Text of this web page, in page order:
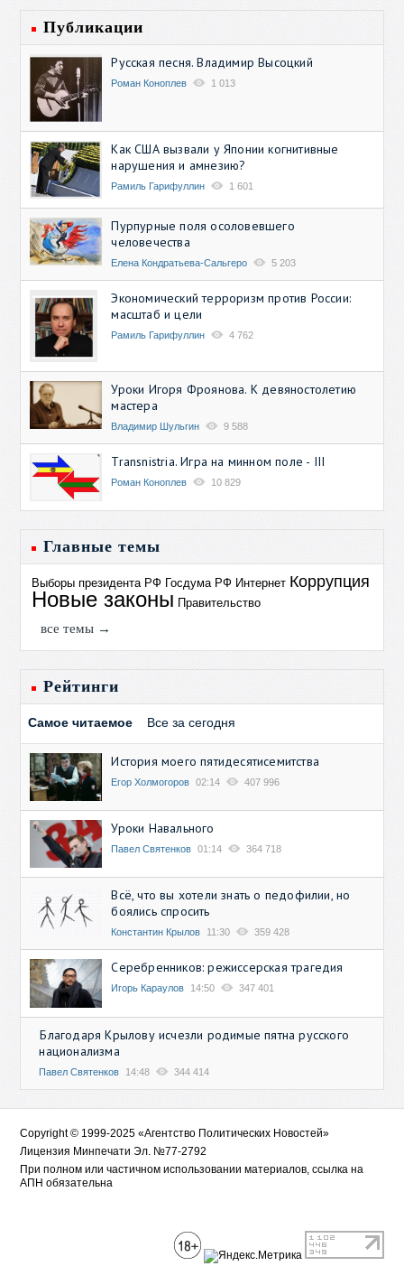
Публикации
Русская песня. Владимир Высоцкий
Роман Коноплев 1 013
Как США вызвали у Японии когнитивные
нарушения и амнезию?
Рамиль Гарифуллин 1 601
Пурпурные поля осоловевшего
человечества
Елена Кондратьева-Сальгеро 5 203
Экономический терроризм против России:
масштаб и цели
Рамиль Гарифуллин 4 762
Уроки Игоря Фроянова. К девяностолетию
мастера
Владимир Шульгин 9 588
Transnistria. Игра на минном поле - III
Роман Коноплев 10 829
Главные темы
Выборы президента РФ Госдума РФ Интернет Коррупция
Новые законы Правительство
все темы →
Рейтинги
Самое читаемое Все за сегодня
История моего пятидесятисемитства
Егор Холмогоров 02:14 407 996
Уроки Навального
Павел Святенков 01:14 364 718
Всё, что вы хотели знать о педофилии, но
боялись спросить
Константин Крылов 11:30 359 428
Серебренников: режиссерская трагедия
Игорь Караулов 14:50 347 401
Благодаря Крылову исчезли родимые пятна русского
национализма
Павел Святенков 14:48 344 414
Copyright © 1999-2025 «Агентство Политических Новостей»
Лицензия Минпечати Эл. №77-2792
При полном или частичном использовании материалов, ссылка на
АПН обязательна